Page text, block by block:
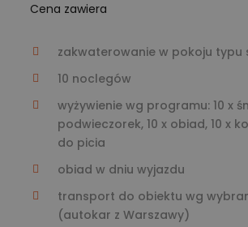
Cena zawiera
zakwaterowanie w pokoju typu
10 noclegów
wyżywienie wg programu: 10 x
podwieczorek, 10 x obiad, 10 x
do picia
obiad w dniu wyjazdu
transport do obiektu wg
(autokar z Warszawy)